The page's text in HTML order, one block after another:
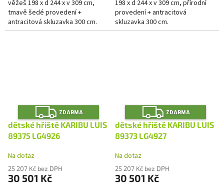
věžeš 198 x d 244 x v 309 cm,
tmavě šedé provedení +
antracitová skluzavka 300 cm.
198 x d 244 x v 309 cm, přírodní
provedení + antracitová
skluzavka 300 cm.
Z
D
A
R
M
ZDARMA
dětské hřiště KARIBU LUIS
89375 LG4926
Na dotaz
25 207 Kč bez DPH
30 501 Kč
Z
D
A
R
M
ZDARMA
dětské hřiště KARIBU LUIS
89373 LG4927
Na dotaz
25 207 Kč bez DPH
30 501 Kč